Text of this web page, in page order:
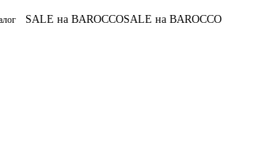
SALE на BAROCCOSALE на BAROCCO